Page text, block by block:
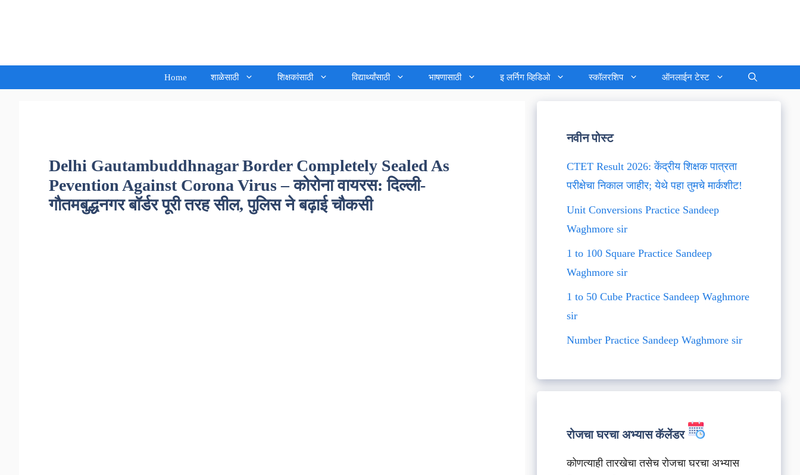
Home शाळेसाठी शिक्षकांसाठी विद्यार्थ्यांसाठी भाषणासाठी इ लर्निग व्हिडिओ स्कॉलरशिप ऑनलाईन टेस्ट
Delhi Gautambuddhnagar Border Completely Sealed As
Pevention Against Corona Virus – कोरोना वायरस: दिल्ली-
गौतमबुद्धनगर बॉर्डर पूरी तरह सील, पुलिस ने बढ़ाई चौकसी
नवीन पोस्ट
CTET Result 2026: केंद्रीय शिक्षक पात्रता
परीक्षेचा निकाल जाहीर; येथे पहा तुमचे मार्कशीट!
Unit Conversions Practice Sandeep
Waghmore sir
1 to 100 Square Practice Sandeep
Waghmore sir
1 to 50 Cube Practice Sandeep Waghmore
sir
Number Practice Sandeep Waghmore sir
रोजचा घरचा अभ्यास कॅलेंडर
कोणत्याही तारखेचा तसेच रोजचा घरचा अभ्यास